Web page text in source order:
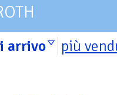
arrivo più